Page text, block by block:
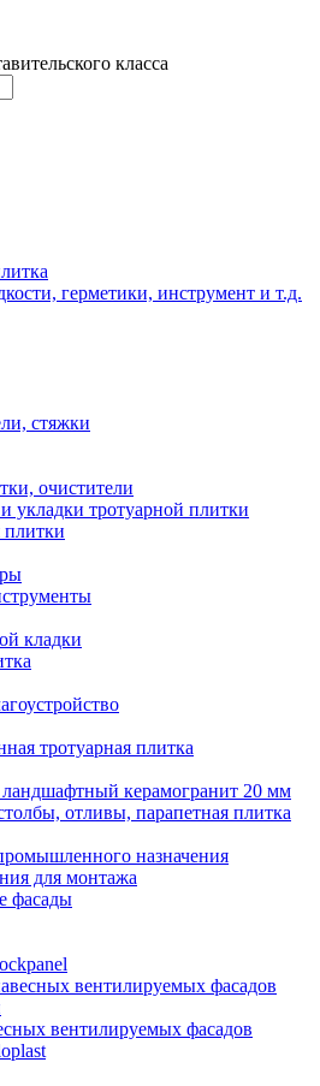
класса
герметики, инструмент и т.д.
стяжки
очистители
укладки тротуарной плитки
кладки
тротуарная плитка
керамогранит 20 мм
отливы, парапетная плитка
назначения
для монтажа
фасады
вентилируемых фасадов
вентилируемых фасадов